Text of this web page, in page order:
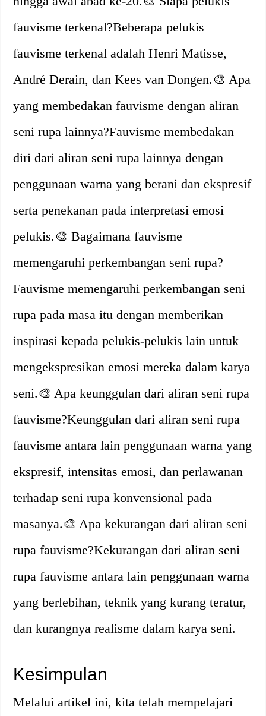
fauvisme terkenal?Beberapa pelukis
fauvisme terkenal adalah Henri Matisse,
André Derain, dan Kees van Dongen.🎨 Apa
yang membedakan fauvisme dengan aliran
seni rupa lainnya?Fauvisme membedakan
diri dari aliran seni rupa lainnya dengan
penggunaan warna yang berani dan ekspresif
serta penekanan pada interpretasi emosi
pelukis.🎨 Bagaimana fauvisme
memengaruhi perkembangan seni rupa?
Fauvisme memengaruhi perkembangan seni
rupa pada masa itu dengan memberikan
inspirasi kepada pelukis-pelukis lain untuk
mengekspresikan emosi mereka dalam karya
seni.🎨 Apa keunggulan dari aliran seni rupa
fauvisme?Keunggulan dari aliran seni rupa
fauvisme antara lain penggunaan warna yang
ekspresif, intensitas emosi, dan perlawanan
terhadap seni rupa konvensional pada
masanya.🎨 Apa kekurangan dari aliran seni
rupa fauvisme?Kekurangan dari aliran seni
rupa fauvisme antara lain penggunaan warna
yang berlebihan, teknik yang kurang teratur,
dan kurangnya realisme dalam karya seni.
Kesimpulan
Melalui artikel ini, kita telah mempelajari